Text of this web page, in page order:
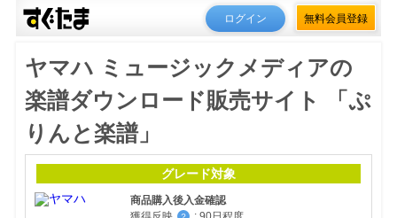
ログイン 無料会員登録
ヤマハ ミュージックメディアの
楽譜ダウンロード販売サイト 「ぷ
りんと楽譜」
グレード対象
商品購入後入金確認